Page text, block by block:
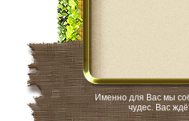
Именно для Вас мы
чудес. Вас